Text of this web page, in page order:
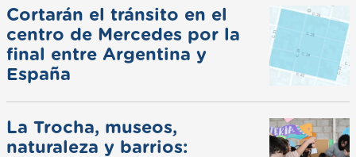
Cortarán el tránsito en el
centro de Mercedes por la
final entre Argentina y
España
La Trocha, museos,
naturaleza y barrios: